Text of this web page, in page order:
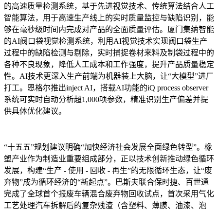
的高速质量检测系统，基于先进视觉技术、传统算法结合人工
智能算法，用于高速生产线上的实时质量监控与缺陷识别，能
够在毫秒级时间内完成对产品的全面质量评估。厦门集纳智能
的AI阀口袋视觉检测系统，利用AI视觉技术实现阀口袋生产
过程中的缺陷检测与剔除，实时捕捉卷材来料及制袋过程中的
各种不良现象，降低人工成本和工作强度，提升产品质量稳定
性。AI技术更深入生产前端为机器装上大脑，让“大模型”进厂
打工。恩格尔推出inject AI，搭载AI功能的iQ process observer
系统可实时自动分析超1,000项参数，精准识别生产偏差并提
供具体优化建议。
“十五五”规划建议明确“加快经济社会发展全面绿色转型”。橡
塑产业作为制造业重要组成部分，正以技术创新推动绿色循环
发展，构建“生产 - 使用 - 回收 - 再生”的无限循环生态，让“废
弃物”成为循环经济的“新起点”。巴斯夫联合保时捷、百世通
完成了全球首个报废车辆混合废弃物回收试点，首次采用气化
工艺处理汽车拆解后的复杂残渣（含塑料、薄膜、油漆、泡